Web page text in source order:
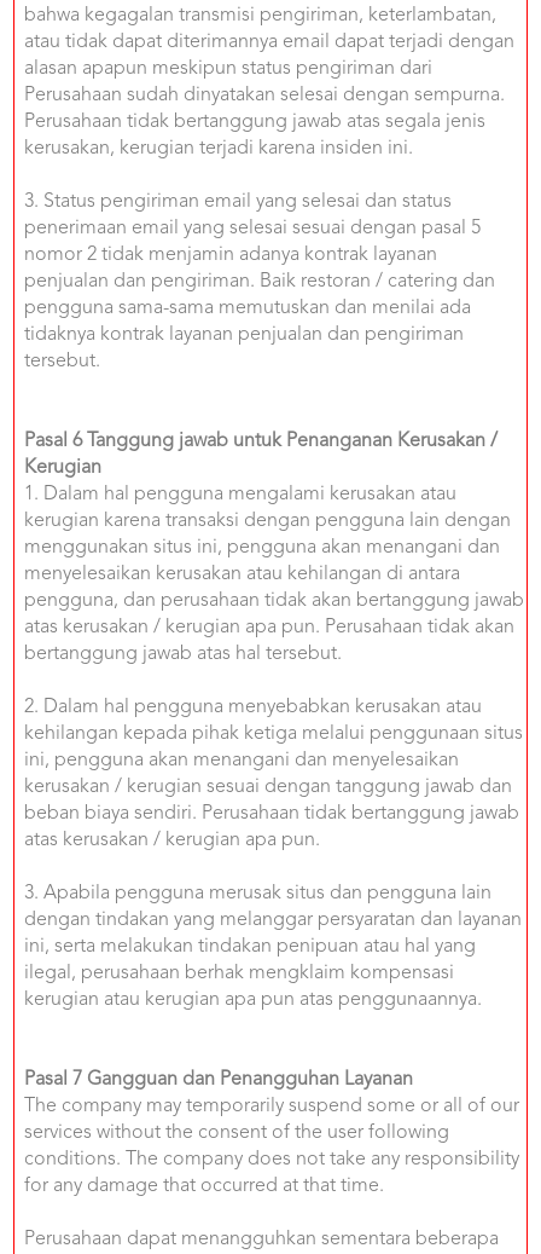
bahwa kegagalan transmisi pengiriman, keterlambatan,
atau tidak dapat diterimannya email dapat terjadi dengan
alasan apapun meskipun status pengiriman dari
Perusahaan sudah dinyatakan selesai dengan sempurna.
Perusahaan tidak bertanggung jawab atas segala jenis
kerusakan, kerugian terjadi karena insiden ini.
3. Status pengiriman email yang selesai dan status
penerimaan email yang selesai sesuai dengan pasal 5
nomor 2 tidak menjamin adanya kontrak layanan
penjualan dan pengiriman. Baik restoran / catering dan
pengguna sama-sama memutuskan dan menilai ada
tidaknya kontrak layanan penjualan dan pengiriman
tersebut.
Pasal 6 Tanggung jawab untuk Penanganan Kerusakan /
Kerugian
1. Dalam hal pengguna mengalami kerusakan atau
kerugian karena transaksi dengan pengguna lain dengan
menggunakan situs ini, pengguna akan menangani dan
menyelesaikan kerusakan atau kehilangan di antara
pengguna, dan perusahaan tidak akan bertanggung jawab
atas kerusakan / kerugian apa pun. Perusahaan tidak akan
bertanggung jawab atas hal tersebut.
2. Dalam hal pengguna menyebabkan kerusakan atau
kehilangan kepada pihak ketiga melalui penggunaan situs
ini, pengguna akan menangani dan menyelesaikan
kerusakan / kerugian sesuai dengan tanggung jawab dan
beban biaya sendiri. Perusahaan tidak bertanggung jawab
atas kerusakan / kerugian apa pun.
3. Apabila pengguna merusak situs dan pengguna lain
dengan tindakan yang melanggar persyaratan dan layanan
ini, serta melakukan tindakan penipuan atau hal yang
ilegal, perusahaan berhak mengklaim kompensasi
kerugian atau kerugian apa pun atas penggunaannya.
Pasal 7 Gangguan dan Penangguhan Layanan
The company may temporarily suspend some or all of our
services without the consent of the user following
conditions. The company does not take any responsibility
for any damage that occurred at that time.
Perusahaan dapat menangguhkan sementara beberapa